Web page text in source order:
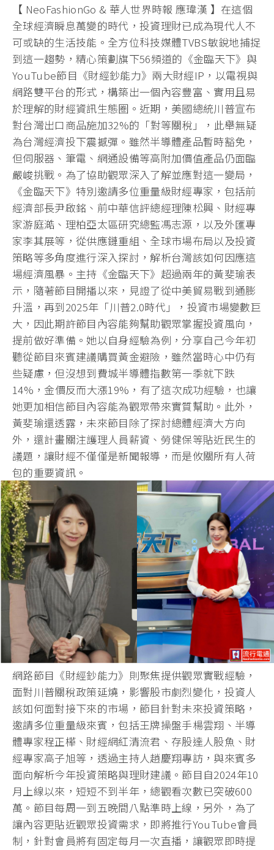
【 NeoFashionGo & 華人世界時報 應瑋漢 】在這個
全球經濟瞬息萬變的時代，投資理財已成為現代人不
可或缺的生活技能。全方位科技媒體TVBS敏銳地捕捉
到這一趨勢，精心策劃旗下56頻道的《金臨天下》與
YouTube節目《財經鈔能力》兩大財經IP，以電視與
網路雙平台的形式，構築出一個內容豐富、實用且易
於理解的財經資訊生態圈。近期，美國總統川普宣布
對台灣出口商品施加32%的「對等關稅」，此舉無疑
為台灣經濟投下震撼彈。雖然半導體產品暫時豁免，
但伺服器、筆電、網通設備等高附加價值產品仍面臨
嚴峻挑戰。為了協助觀眾深入了解並應對這一變局，
《金臨天下》特別邀請多位重量級財經專家，包括前
經濟部長尹啟銘、前中華信評總經理陳松興、財經專
家游庭澔、理柏亞太區研究總監馮志源，以及外匯專
家李其展等，從供應鏈重組、全球市場布局以及投資
策略等多角度進行深入探討，解析台灣該如何因應這
場經濟風暴。主持《金臨天下》超過兩年的黃斐瑜表
示，隨著節目開播以來，見證了從中美貿易戰到通膨
升溫，再到2025年「川普2.0時代」，投資市場變數巨
大，因此期許節目內容能夠幫助觀眾掌握投資風向，
提前做好準備。她以自身經驗為例，分享自己今年初
聽從節目來賓建議購買黃金避險，雖然當時心中仍有
些疑慮，但沒想到費城半導體指數第一季就下跌
14%，金價反而大漲19%，有了這次成功經驗，也讓
她更加相信節目內容能為觀眾帶來實質幫助。此外，
黃斐瑜還透露，未來節目除了探討總體經濟大方向
外，還計畫關注護理人員薪資、勞健保等貼近民生的
議題，讓財經不僅僅是新聞報導，而是攸關所有人荷
包的重要資訊。
網路節目《財經鈔能力》則聚焦提供觀眾實戰經驗，
面對川普關稅政策延燒，影響股市劇烈變化，投資人
該如何面對接下來的市場，節目針對未來投資策略，
邀請多位重量級來賓，包括王牌操盤手楊雲翔、半導
體專家程正樺、財經網紅清流君、存股達人股魚、財
經專家高子旭等，透過主持人趙慶翔專訪，與來賓多
面向解析今年投資策略與理財建議。節目自2024年10
月上線以來，短短不到半年，總觀看次數已突破600
萬。節目每周一到五晚間八點準時上線，另外，為了
讓內容更貼近觀眾投資需求，即將推行YouTube會員
制，針對會員將有固定每月一次直播，讓觀眾即時提